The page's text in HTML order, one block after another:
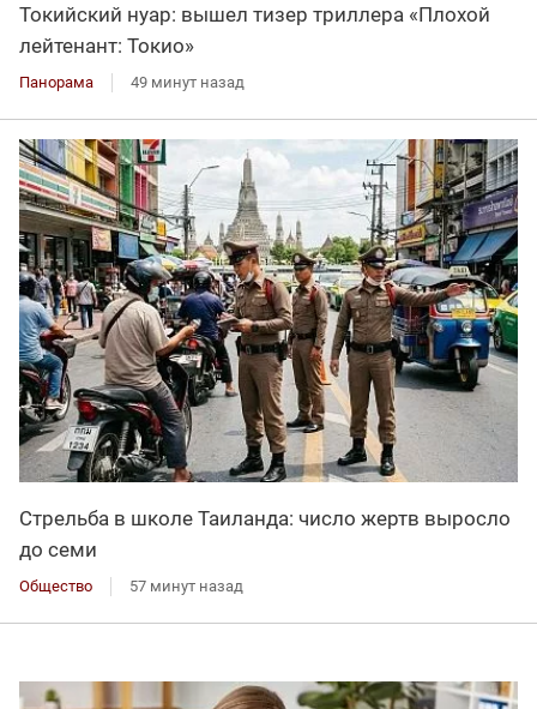
Токийский нуар: вышел тизер триллера «Плохой
лейтенант: Токио»
Панорама 49 минут назад
Стрельба в школе Таиланда: число жертв выросло
до семи
Общество 57 минут назад